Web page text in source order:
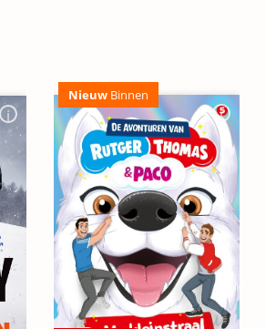
Nieuw Binnen